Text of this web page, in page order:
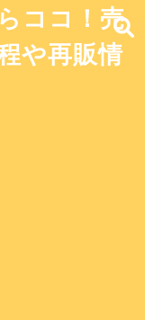
ココ！売
や再販情